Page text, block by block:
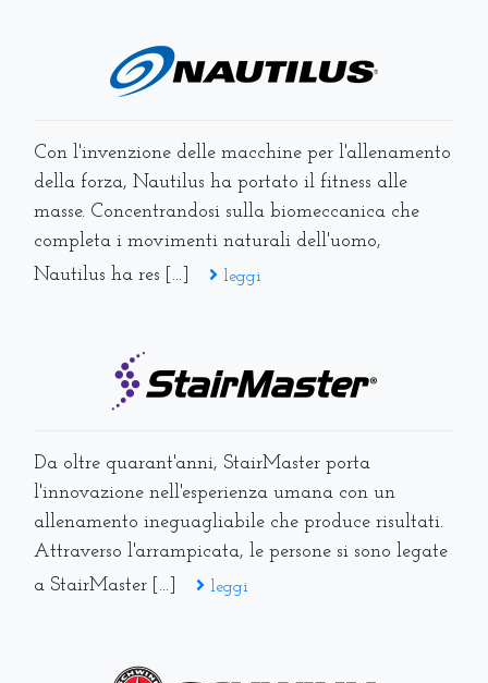
Con l'invenzione delle macchine per l'allenamento
della forza, Nautilus ha portato il fitness alle
masse. Concentrandosi sulla biomeccanica che
completa i movimenti naturali dell'uomo,
Nautilus ha res [...]
leggi
Da oltre quarant'anni, StairMaster porta
l'innovazione nell'esperienza umana con un
allenamento ineguagliabile che produce risultati.
Attraverso l'arrampicata, le persone si sono legate
a StairMaster [...]
leggi